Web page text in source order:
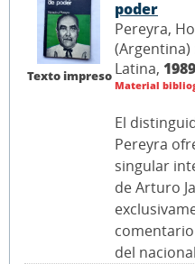
Texto impreso
poder
Pereyra,
Latina, 1989
Material
El
Pereyra
singular
de Arturo
del